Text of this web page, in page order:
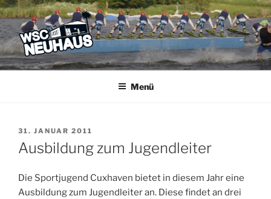
Zum
Inhalt
springen
WSC NEUHAUS
Der Verein mit dem Haus am See
Menü
VERÖFFENTLICHT
AM
31. JANUAR 2011
Ausbildung zum Jugendleiter
Die Sportjugend Cuxhaven bietet in diesem Jahr eine
Ausbildung zum Jugendleiter an. Diese findet an drei